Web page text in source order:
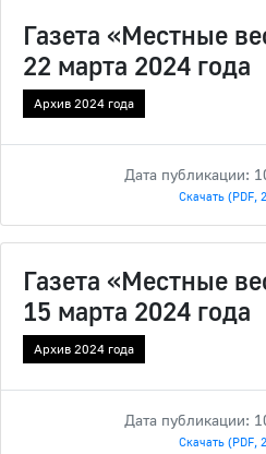
Газета «Местные
22 марта 2024 года
Архив 2024 года
Дата публикации:
Скачать (PDF,
Газета «Местные
15 марта 2024 года
Архив 2024 года
Дата публикации:
Скачать (PDF,